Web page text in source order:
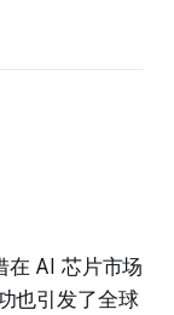
在 AI 芯片市场
也引发了全球